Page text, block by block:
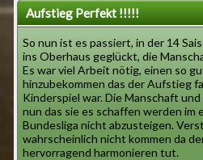
Aufstieg Perfekt !!!!!
So nun ist es passiert, in der 14
ins Oberhaus geglückt, die
Es war viel Arbeit nötig, einen so
hinzubekommen das der Aufstieg
Kinderspiel war. Die Manschaft
nun das sie es schaffen werden im
Bundesliga nicht abzusteigen.
wahrscheinlich nicht kommen da
hervorragend harmonieren tut.